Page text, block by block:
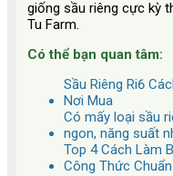
giống sầu riêng cực kỳ
Tu Farm.
Có thể bạn quan tâm:
Sầu Riêng Ri6
Nơi Mua
Có mấy loại sầu
ngon, năng suất
Top 4 Cách Làm
Công Thức Chuẩn